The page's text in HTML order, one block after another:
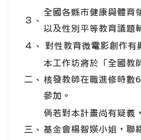
３、
全國各縣市健康與體育
以及性別平等教育議題
４、
對性教育微電影創作有
二、
本工作坊將於「全國教
核發教師在職進修時數
參加。
三、
倘若對本計畫尚有疑義
基金會楊智媖小姐，聯